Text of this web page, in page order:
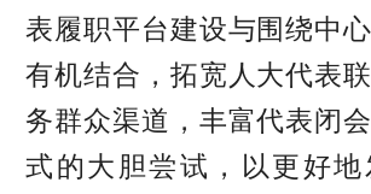
表履职平台建设与围绕中
有机结合，拓宽人大代表
务群众渠道，丰富代表闭
式的大胆尝试，以更好